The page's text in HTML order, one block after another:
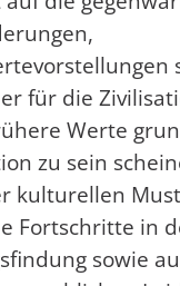
für die
Werte
zu sein
kulturellen
Fortschritte in
sowie